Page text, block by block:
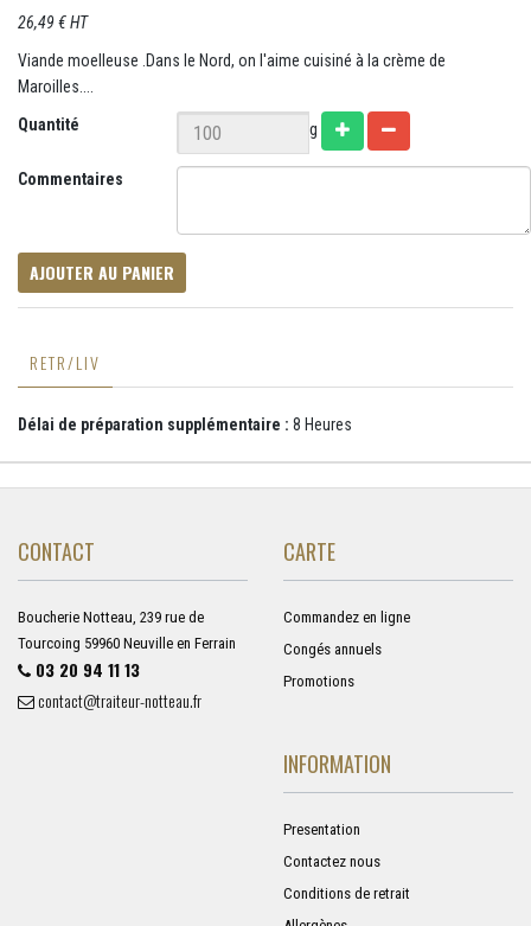
26,49 € HT
Viande moelleuse .Dans le Nord, on l'aime cuisiné à la crème de
Maroilles....
Quantité
g
Commentaires
AJOUTER AU PANIER
RETR/LIV
Délai de préparation supplémentaire : 8 Heures
CONTACT
Boucherie Notteau, 239 rue de
Tourcoing 59960 Neuville en Ferrain
03 20 94 11 13
contact@traiteur-notteau.fr
CARTE
Commandez en ligne
Congés annuels
Promotions
INFORMATION
Presentation
Contactez nous
Conditions de retrait